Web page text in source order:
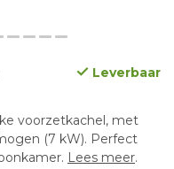
Leverbaar
voorzetkachel, met
(7 kW). Perfect
Lees meer.